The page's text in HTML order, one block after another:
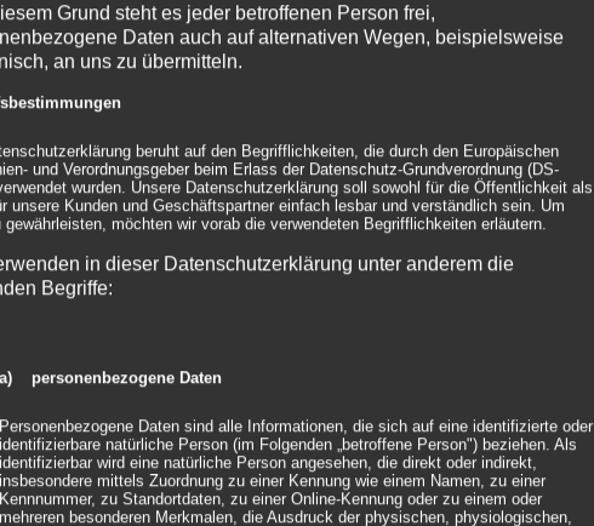
Druck ab 10 Stück
es um [...]
Equipment,Papphocker | 0 Kommentare
Grund steht es jeder betroffenen Person frei,
Daten auch auf alternativen Wegen, beispielsweise
an uns zu übermitteln.
beruht auf den Begrifflichkeiten, die durch den Europäischen
und Verordnungsgeber beim Erlass der Datenschutz-Grundverordnung (DS-
wurden. Unsere Datenschutzerklärung soll sowohl für die Öffentlichkeit als
unsere Kunden und Geschäftspartner einfach lesbar und verständlich sein. Um
gewährleisten, möchten wir vorab die verwendeten Begrifflichkeiten erläutern.
in dieser Datenschutzerklärung unter anderem die
Begriffe:
a) personenbezogene Daten
Personenbezogene Daten sind alle Informationen, die sich auf eine identifizierte oder
identifizierbare natürliche Person (im Folgenden „betroffene Person") beziehen. Als
identifizierbar wird eine natürliche Person angesehen, die direkt oder indirekt,
insbesondere mittels Zuordnung zu einer Kennung wie einem Namen, zu einer
Kennnummer, zu Standortdaten, zu einer Online-Kennung oder zu einem oder
mehreren besonderen Merkmalen, die Ausdruck der physischen, physiologischen,